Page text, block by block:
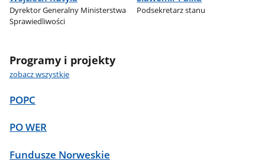
Dyrektor Generalny Ministerstwa
Sprawiedliwości
Podsekretarz stanu
Programy i projekty
zobacz wszystkie
POPC
PO WER
Fundusze Norweskie